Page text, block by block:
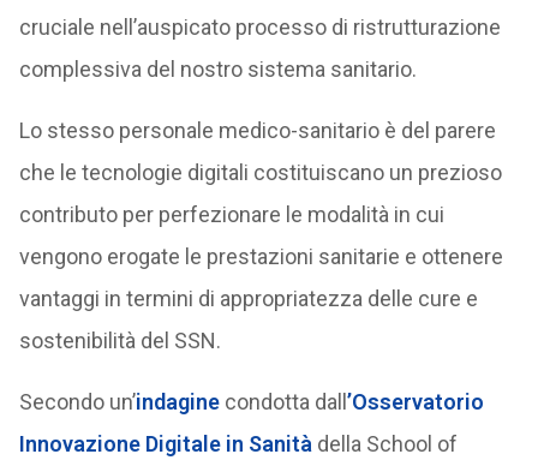
cruciale nell’auspicato processo di ristrutturazione
complessiva del nostro sistema sanitario.
Lo stesso personale medico-sanitario è del parere
che le tecnologie digitali costituiscano un prezioso
contributo per perfezionare le modalità in cui
vengono erogate le prestazioni sanitarie e ottenere
vantaggi in termini di appropriatezza delle cure e
sostenibilità del SSN.
Secondo un’indaginecondotta dall ’Osservatorio
Innovazione Digitale in Sanità della School of